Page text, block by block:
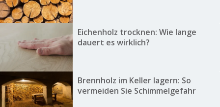
Eichenholz trocknen: Wie lange
dauert es wirklich?
Brennholz im Keller lagern: So
vermeiden Sie Schimmelgefahr